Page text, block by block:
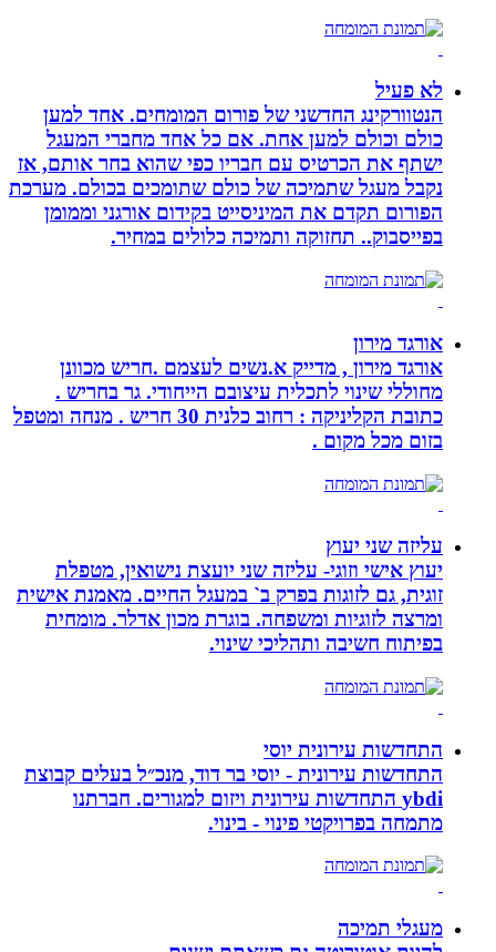
לא פעיל
הנטוורקינג החדשני של פורום המומחים. אחד למען
כולם וכולם למען אחת. אם כל אחד מחברי המעגל
ישתף את הכרטיס עם חבריו כפי שהוא בחר אותם, אז
נקבל מעגל שתמיכה של כולם שתומכים בכולם. מערכת
הפורום תקדם את המיניסייט בקידום אורגני וממומן
בפייסבוק.. תחזוקה ותמיכה כלולים במחיר.
אורגד מירון
אורגד מירון , מדייק א.נשים לעצמם .חריש מכוונן
מחוללי שינוי לתכלית עיצובם הייחודי. גר בחריש .
כתובת הקליניקה : רחוב כלנית 30 חריש . מנחה ומטפל
בזום מכל מקום .
עליזה שני יעוץ
יעוץ אישי וזוגי- עליזה שני יועצת נישואין, מטפלת
זוגית, גם לזוגות בפרק ב` במעגל החיים. מאמנת אישית
ומרצה לזוגיות ומשפחה. בוגרת מכון אדלר. מומחית
בפיתוח חשיבה ותהליכי שינוי.
התחדשות עירונית יוסי
התחדשות עירונית - יוסי בר דוד, מנכ״ל בעלים קבוצת
ybdi התחדשות עירונית ויזום למגורים. חברתנו
מתמחה בפרויקטי פינוי - בינוי.
מעגלי תמיכה